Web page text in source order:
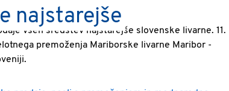
najstarejše
vseh sredstev najstarejše slovenske livarne. 11.
premoženja Mariborske livarne Maribor -